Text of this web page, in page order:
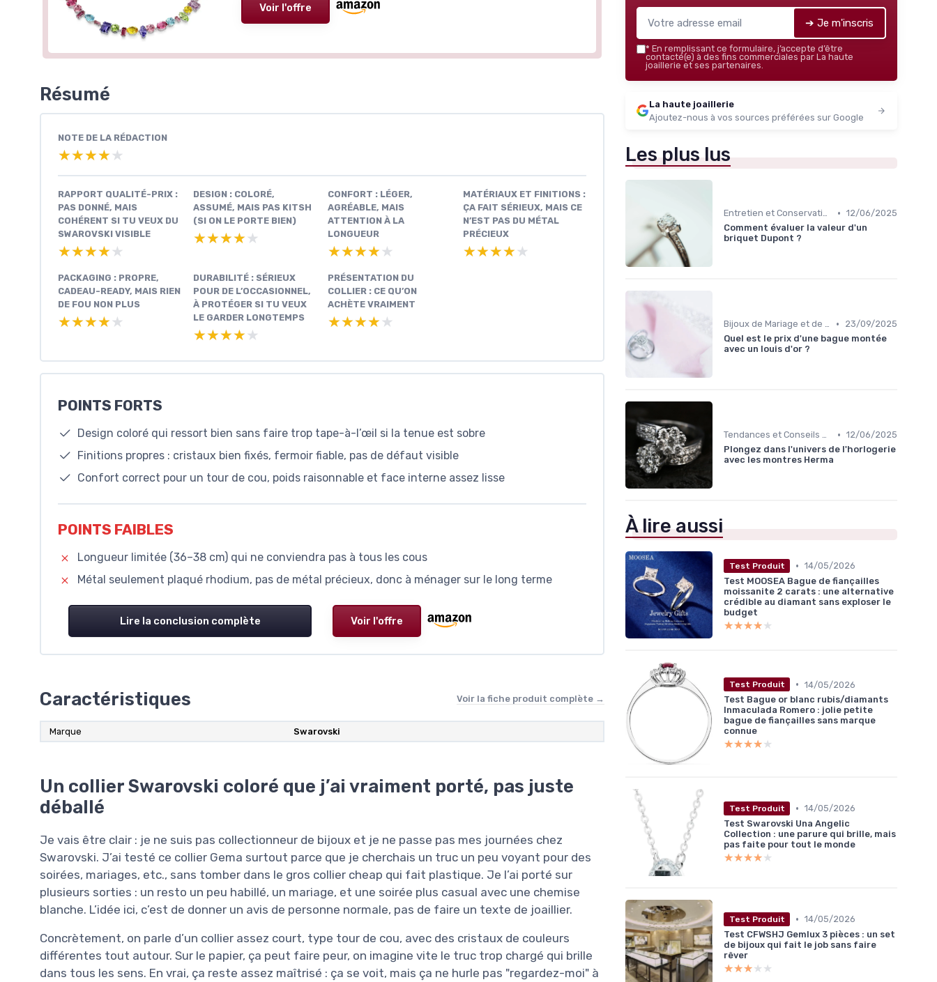
Voir l'offre
Résumé
NOTE DE LA RÉDACTION
★★★★★
★★★★★
RAPPORT QUALITÉ-PRIX :
PAS DONNÉ, MAIS
COHÉRENT SI TU VEUX DU
SWAROVSKI VISIBLE
★★★★★
★★★★★
DESIGN : COLORÉ,
ASSUMÉ, MAIS PAS KITSH
(SI ON LE PORTE BIEN)
★★★★★
★★★★★
CONFORT : LÉGER,
AGRÉABLE, MAIS
ATTENTION À LA
LONGUEUR
★★★★★
★★★★★
MATÉRIAUX ET FINITIONS :
ÇA FAIT SÉRIEUX, MAIS CE
N’EST PAS DU MÉTAL
PRÉCIEUX
★★★★★
★★★★★
PACKAGING : PROPRE,
CADEAU-READY, MAIS RIEN
DE FOU NON PLUS
★★★★★
★★★★★
DURABILITÉ : SÉRIEUX
POUR DE L’OCCASIONNEL,
À PROTÉGER SI TU VEUX
LE GARDER LONGTEMPS
★★★★★
★★★★★
PRÉSENTATION DU
COLLIER : CE QU’ON
ACHÈTE VRAIMENT
★★★★★
★★★★★
POINTS FORTS
Design coloré qui ressort bien sans faire trop tape-à-l’œil si la tenue est sobre
Finitions propres : cristaux bien fixés, fermoir fiable, pas de défaut visible
Confort correct pour un tour de cou, poids raisonnable et face interne assez lisse
POINTS FAIBLES
Longueur limitée (36–38 cm) qui ne conviendra pas à tous les cous
Métal seulement plaqué rhodium, pas de métal précieux, donc à ménager sur le long terme
Lire la conclusion complète Voir l'offre
Caractéristiques Voir la fiche produit complète →
Marque Swarovski
Un collier Swarovski coloré que j’ai vraiment porté, pas juste
déballé
Je vais être clair : je ne suis pas collectionneur de bijoux et je ne passe pas mes journées chez
Swarovski. J’ai testé ce collier Gema surtout parce que je cherchais un truc un peu voyant pour des
soirées, mariages, etc., sans tomber dans le gros collier cheap qui fait plastique. Je l’ai porté sur
plusieurs sorties : un resto un peu habillé, un mariage, et une soirée plus casual avec une chemise
blanche. L’idée ici, c’est de donner un avis de personne normale, pas de faire un texte de joaillier.
Concrètement, on parle d’un collier assez court, type tour de cou, avec des cristaux de couleurs
différentes tout autour. Sur le papier, ça peut faire peur, on imagine vite le truc trop chargé qui brille
dans tous les sens. En vrai, ça reste assez maîtrisé : ça se voit, mais ça ne hurle pas "regardez-moi" à
➔ Je m'inscris
* En remplissant ce formulaire, j’accepte d’être
contacté(e) à des fins commerciales par La haute
joaillerie et ses partenaires.
La haute joaillerie
Ajoutez-nous à vos sources préférées sur Google
Les plus lus
Entretien et Conservation des Bijoux • 12/06/2025
Comment évaluer la valeur d'un
briquet Dupont ?
Bijoux de Mariage et de Fiançailles •
23/09/2025
Quel est le prix d'une bague montée
avec un louis d'or ?
Tendances et Conseils de Style • 12/06/2025
Plongez dans l'univers de l'horlogerie
avec les montres Herma
À lire aussi
Test Produit • 14/05/2026
Test MOOSEA Bague de fiançailles
moissanite 2 carats : une alternative
crédible au diamant sans exploser le
budget
★★★★★
★★★★★
Test Produit • 14/05/2026
Test Bague or blanc rubis/diamants
Inmaculada Romero : jolie petite
bague de fiançailles sans marque
connue
★★★★★
★★★★★
Test Produit • 14/05/2026
Test Swarovski Una Angelic
Collection : une parure qui brille, mais
pas faite pour tout le monde
★★★★★
★★★★★
Test Produit • 14/05/2026
Test CFWSHJ Gemlux 3 pièces : un set
de bijoux qui fait le job sans faire
rêver
★★★★★
★★★★★